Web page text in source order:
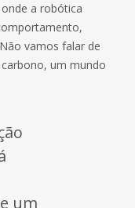
a robótica
vamos falar de
um mundo
um